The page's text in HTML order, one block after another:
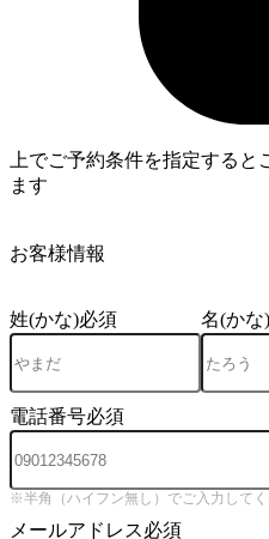
上でご予約条件を指定する
ます
お客様情報
姓(かな)必須 名(かな)
電話番号必須
※半角（ハイフン無し）でご入力してく
メールアドレス必須